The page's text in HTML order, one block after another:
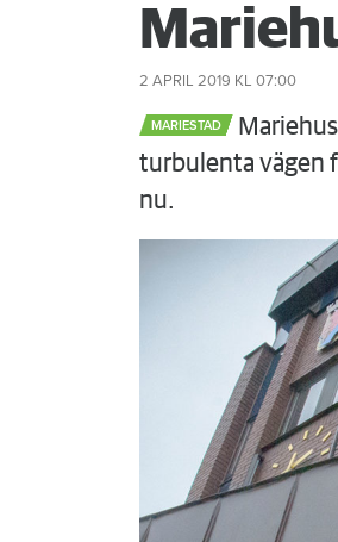
2 APRIL 2019 KL 07:00
MARIESTAD
turbulenta vägen
nu.